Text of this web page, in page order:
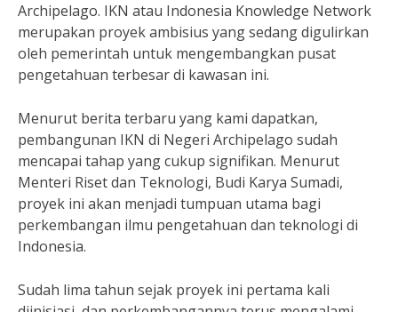
Archipelago. IKN atau Indonesia Knowledge Network
merupakan proyek ambisius yang sedang digulirkan
oleh pemerintah untuk mengembangkan pusat
pengetahuan terbesar di kawasan ini.
Menurut berita terbaru yang kami dapatkan,
pembangunan IKN di Negeri Archipelago sudah
mencapai tahap yang cukup signifikan. Menurut
Menteri Riset dan Teknologi, Budi Karya Sumadi,
proyek ini akan menjadi tumpuan utama bagi
perkembangan ilmu pengetahuan dan teknologi di
Indonesia.
Sudah lima tahun sejak proyek ini pertama kali